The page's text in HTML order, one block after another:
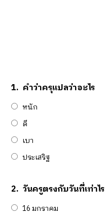
1. คำว่าครุแปลว่าอะไร
หนัก
ดี
เบา
ประเสริฐ
2. วันครูตรงกับวันที่เท่าไร
16 มกราคม